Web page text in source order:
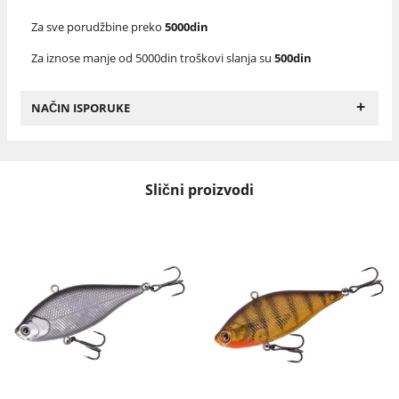
Za sve porudžbine preko 5000din
Za iznose manje od 5000din troškovi slanja su 500din
NAČIN ISPORUKE +
Slični proizvodi